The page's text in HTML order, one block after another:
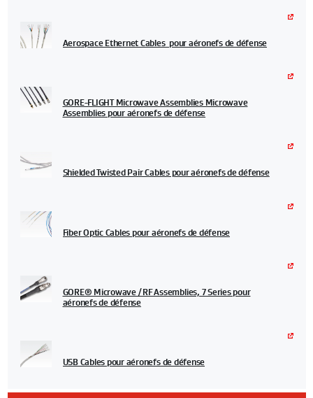
Aerospace Ethernet Cables pour aéronefs de défense
GORE-FLIGHT Microwave Assemblies Microwave
Assemblies pour aéronefs de défense
Shielded Twisted Pair Cables pour aéronefs de défense
Fiber Optic Cables pour aéronefs de défense
GORE® Microwave / RF Assemblies, 7 Series pour
aéronefs de défense
USB Cables pour aéronefs de défense